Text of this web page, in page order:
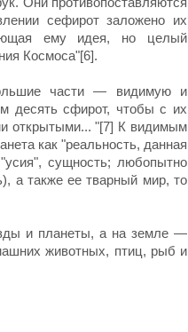
сефирот заложено их
ему идея, но целый
Космоса"[6].
части — видимую и
десять сфирот, чтобы с их
открытыми... "[7] К видимым
как "реальность, данная
сущность; любопытно
а также ее тварный мир, то
и планеты, а на земле —
животных, птиц, рыб и